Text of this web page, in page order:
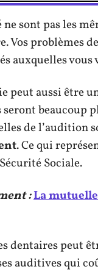
ne sont pas les
Vos problèmes
auxquelles
peut aussi être
beaucoup
de l’audition
. Ce qui
Sociale.
:La
dentaires peut
auditives qui